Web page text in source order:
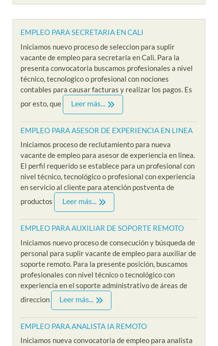
EMPLEO PARA SECRETARIA EN CALI
Iniciamos nuevo proceso de seleccion para suplir
vacante de empleo para secretaria en Cali. Para la
presenta convocatoria buscamos profesionales a nivel
técnico, tecnologico o profesional con nociones
contables para causar facturas y realizar los pagos. Es
por esto, que
Leer más...
EMPLEO PARA ASESOR DE EXPERIENCIA EN LINEA
Iniciamos proceso de reclutamiento para nueva
vacante de empleo para asesor de experiencia en linea.
El perfil requerido se establece para un profesional con
nivel técnico, tecnológico o profesional con experiencia
en servicio al cliente para atención postventa de
productos
Leer más...
EMPLEO PARA AUXILIAR DE SOPORTE REMOTO
Iniciamos nuevo proceso de consecución y búsqueda de
personal para suplir vacante de empleo para auxiliar de
soporte remoto. Para la presente posición, buscamos
profesionales con nivel técnico o tecnológico con
experiencia en el soporte administrativo de áreas de
direccion
Leer más...
EMPLEO PARA ANALISTA IA REMOTO
Iniciamos nueva convocatoria de empleo para analista